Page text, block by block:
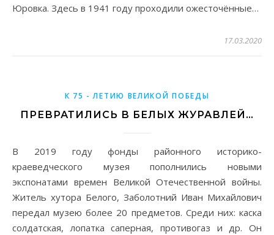
Юровка. Здесь в 1941 году проходили ожесточённые…
17.03.2020
К 75 - ЛЕТИЮ ВЕЛИКОЙ ПОБЕДЫ
ПРЕВРАТИЛИСЬ В БЕЛЫХ ЖУРАВЛЕЙ…
В 2019 году фонды районного историко-
краеведческого музея пополнились новыми
экспонатами времен Великой Отечественной войны.
Житель хутора Белого, Заболотний Иван Михайлович
передал музею более 20 предметов. Среди них: каска
солдатская, лопатка саперная, противогаз и др. Он